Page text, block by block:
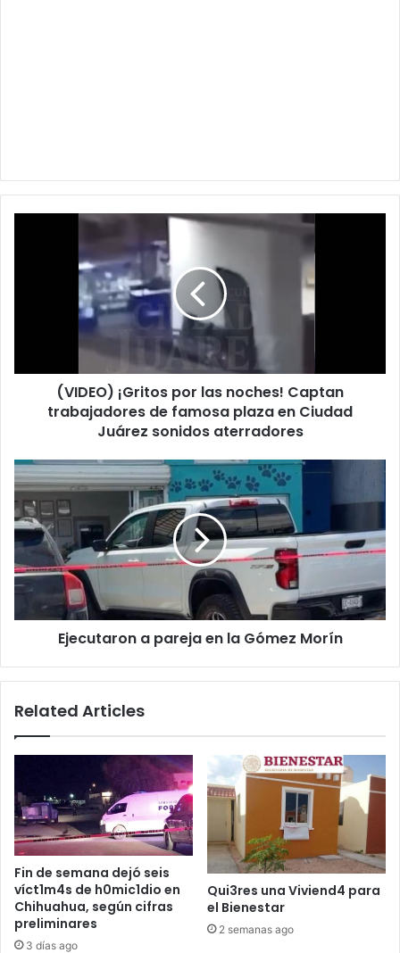
trabajadores
famosa
sonidos
aterradores
(VIDEO) ¡Gritos por las noches! Captan
trabajadores de famosa plaza en Ciudad
Juárez sonidos aterradores
Ejecutaron
a
pareja
en
la
Gómez
Morín
Ejecutaron a pareja en la Gómez Morín
Related Articles
Fin de semana dejó seis
víct1m4s de h0mic1dio en
Chihuahua, según cifras
preliminares
3 días ago
Qui3res una Viviend4 para
el Bienestar
2 semanas ago